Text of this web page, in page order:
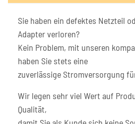
Sie haben ein defektes Netzteil
Adapter verloren?
Kein Problem, mit unseren
haben Sie stets eine
zuverlässige Stromversorgung
Wir legen sehr viel Wert auf
Qualität,